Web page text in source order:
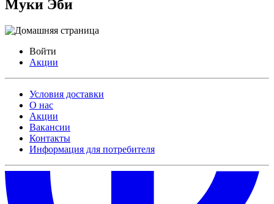
Муки Эби
Войти
Акции
Условия доставки
О нас
Акции
Вакансии
Контакты
Информация для потребителя